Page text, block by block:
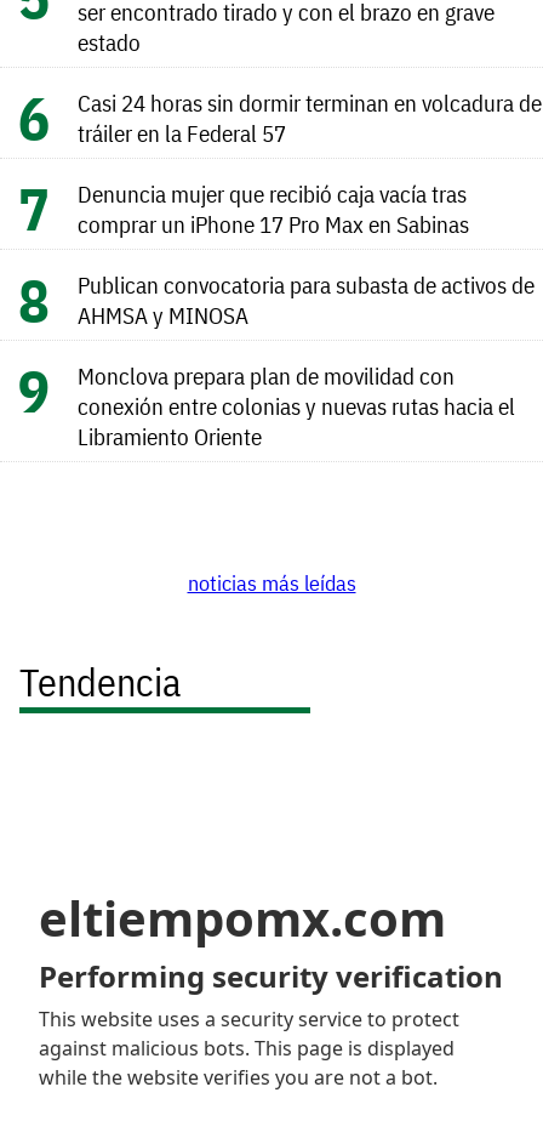
ser encontrado tirado y con el brazo en grave
estado
Casi 24 horas sin dormir terminan en volcadura de
tráiler en la Federal 57
Denuncia mujer que recibió caja vacía tras
comprar un iPhone 17 Pro Max en Sabinas
Publican convocatoria para subasta de activos de
AHMSA y MINOSA
Monclova prepara plan de movilidad con
conexión entre colonias y nuevas rutas hacia el
Libramiento Oriente
noticias más leídas
Tendencia